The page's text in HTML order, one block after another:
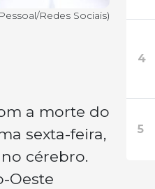
Redes Sociais)
a morte do
sexta-feira,
cérebro.
Oeste
4
5